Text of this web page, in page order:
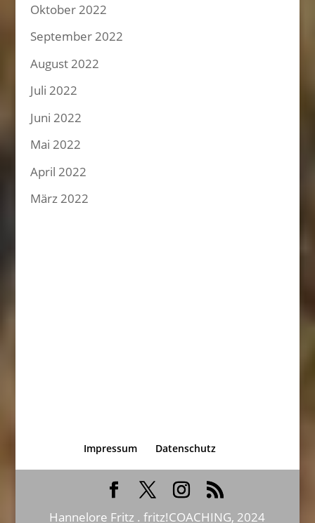
Oktober 2022
September 2022
August 2022
Juli 2022
Juni 2022
Mai 2022
April 2022
März 2022
Impressum Datenschutz
Hannelore Fritz . fritz!COACHING, 2024